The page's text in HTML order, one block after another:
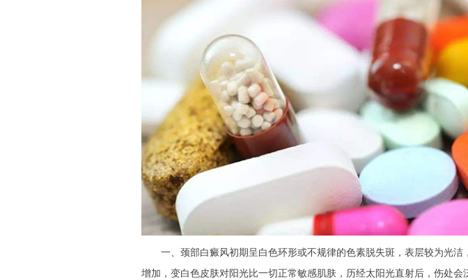
一、颈部白癜风初期呈白色环形或不规律的色素脱失斑，表层较为光洁
增加，变白色皮肤对阳光比一切正常敏感肌肤，历经太阳光直射后，伤处会